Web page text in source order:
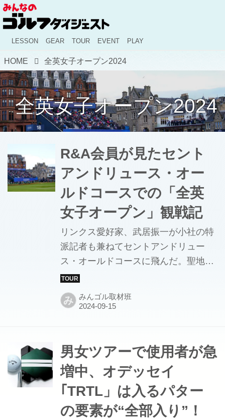
LESSON GEAR TOUR EVENT PLAY
HOME 全英女子オープン2024
全英女子オープン2024
R&A会員が見たセント
アンドリュース・オー
ルドコースでの「全英
女子オープン」観戦記
リンクス愛好家、武居振一が小社の特
派記者も兼ねてセントアンドリュー
ス・オールドコースに飛んだ。聖地を
日本勢はどう挑んだか？ 勝者の残した
言葉の意味とは？
み みんゴル取材班
男女ツアーで使用者が急
増中、オデッセイ
｢TRTL」は入るパター
の要素が“全部入り”！